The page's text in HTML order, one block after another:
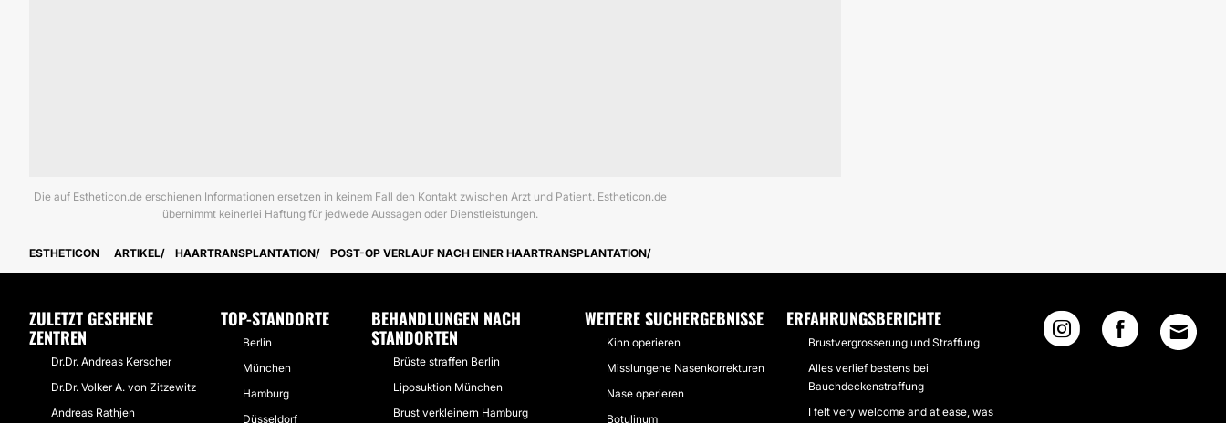
Die auf Estheticon.de erschienen Informationen ersetzen in keinem Fall den Kontakt zwischen Arzt und Patient. Estheticon.de
übernimmt keinerlei Haftung für jedwede Aussagen oder Dienstleistungen.
ESTHETICON ARTIKEL HAARTRANSPLANTATION POST-OP VERLAUF NACH EINER HAARTRANSPLANTATION
ZULETZT GESEHENE
ZENTREN
Dr.Dr. Andreas Kerscher
Dr.Dr. Volker A. von Zitzewitz
Andreas Rathjen
TOP-STANDORTE
Berlin
München
Hamburg
Düsseldorf
BEHANDLUNGEN NACH
STANDORTEN
Brüste straffen Berlin
Liposuktion München
Brust verkleinern Hamburg
WEITERE SUCHERGEBNISSE
Kinn operieren
Misslungene Nasenkorrekturen
Nase operieren
Botulinum
ERFAHRUNGSBERICHTE
Brustvergrosserung und Straffung
Alles verlief bestens bei
Bauchdeckenstraffung
I felt very welcome and at ease, was